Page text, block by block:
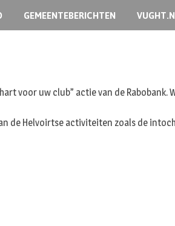
GEMEENTEBERICHTEN
voor uw club” actie van de Rabobank.
Helvoirtse activiteiten zoals de